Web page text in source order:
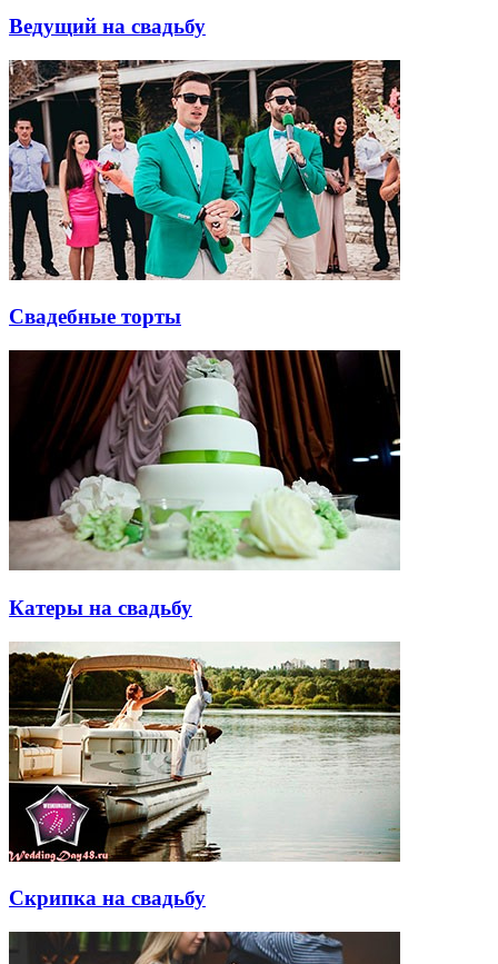
Ведущий на свадьбу
Свадебные торты
Катеры на свадьбу
Скрипка на свадьбу